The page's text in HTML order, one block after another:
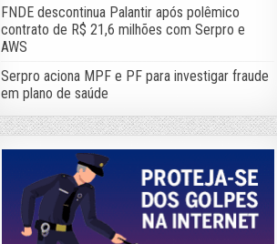
FNDE descontinua Palantir após polêmico
contrato de R$ 21,6 milhões com Serpro e
AWS
Serpro aciona MPF e PF para investigar fraude
em plano de saúde